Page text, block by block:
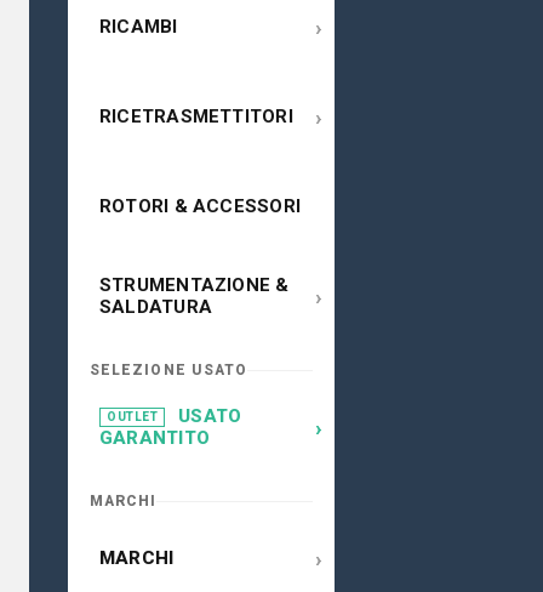
RICAMBI ›
RICETRASMETTITORI ›
ROTORI & ACCESSORI
STRUMENTAZIONE &
SALDATURA
›
SELEZIONE USATO
OUTLET
USATO
GARANTITO
›
MARCHI
MARCHI ›